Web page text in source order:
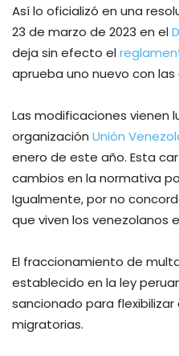
Así lo oficializó en una
23 de marzo de 2023 en el
deja sin efecto el
aprueba uno nuevo con
Las modificaciones vienen
organización Unión
enero de este año. Esta
cambios en la normativa
Igualmente, por no
que viven los venezolanos
El fraccionamiento de
establecido en la ley
sancionado para
migratorias.